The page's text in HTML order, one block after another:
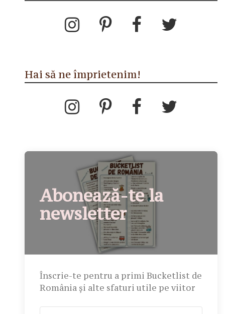
Hai să ne împrietenim!
Abonează-te la
newsletter
Înscrie-te pentru a primi Bucketlist de
România și alte sfaturi utile pe viitor